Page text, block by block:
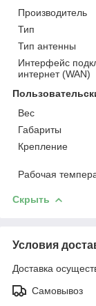
Производитель
Тип
Тип антенны
Интерфейс
интернет (WAN)
Вес
Габариты
Крепление
Рабочая
Скрыть
Условия
Доставка
Самовывоз